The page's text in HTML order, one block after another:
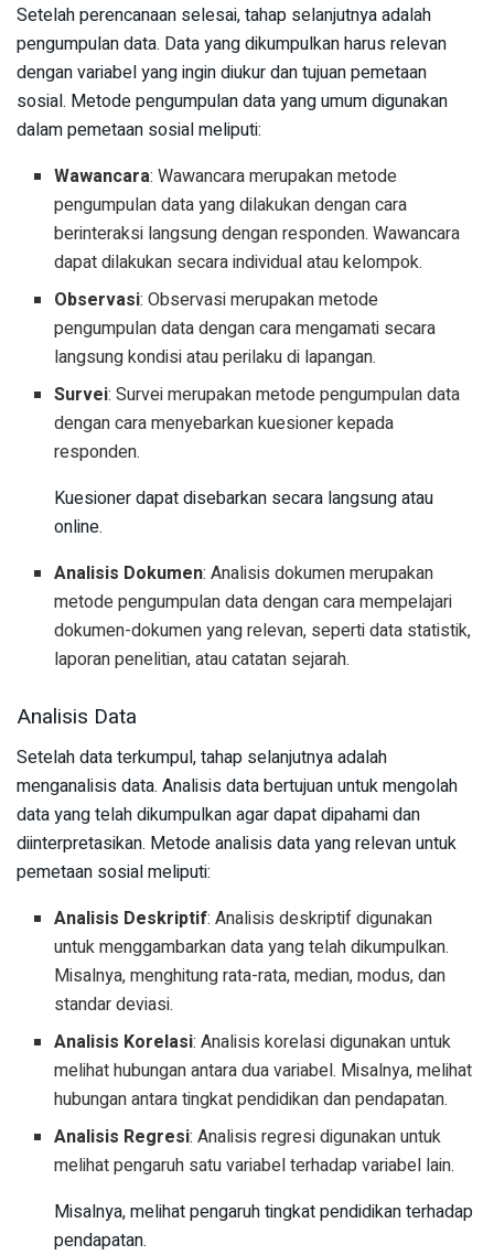
Setelah perencanaan selesai, tahap selanjutnya adalah
pengumpulan data. Data yang dikumpulkan harus relevan
dengan variabel yang ingin diukur dan tujuan pemetaan
sosial. Metode pengumpulan data yang umum digunakan
dalam pemetaan sosial meliputi:
Wawancara: Wawancara merupakan metode
pengumpulan data yang dilakukan dengan cara
berinteraksi langsung dengan responden. Wawancara
dapat dilakukan secara individual atau kelompok.
Observasi: Observasi merupakan metode
pengumpulan data dengan cara mengamati secara
langsung kondisi atau perilaku di lapangan.
Survei: Survei merupakan metode pengumpulan data
dengan cara menyebarkan kuesioner kepada
responden.
Kuesioner dapat disebarkan secara langsung atau
online.
Analisis Dokumen: Analisis dokumen merupakan
metode pengumpulan data dengan cara mempelajari
dokumen-dokumen yang relevan, seperti data statistik,
laporan penelitian, atau catatan sejarah.
Analisis Data
Setelah data terkumpul, tahap selanjutnya adalah
menganalisis data. Analisis data bertujuan untuk mengolah
data yang telah dikumpulkan agar dapat dipahami dan
diinterpretasikan. Metode analisis data yang relevan untuk
pemetaan sosial meliputi:
Analisis Deskriptif: Analisis deskriptif digunakan
untuk menggambarkan data yang telah dikumpulkan.
Misalnya, menghitung rata-rata, median, modus, dan
standar deviasi.
Analisis Korelasi: Analisis korelasi digunakan untuk
melihat hubungan antara dua variabel. Misalnya, melihat
hubungan antara tingkat pendidikan dan pendapatan.
Analisis Regresi: Analisis regresi digunakan untuk
melihat pengaruh satu variabel terhadap variabel lain.
Misalnya, melihat pengaruh tingkat pendidikan terhadap
pendapatan.